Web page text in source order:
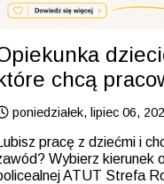
chcą
poniedziałek, lipiec 06,
pracę z dziećmi i
Wybierz kierunek
ATUT Strefa